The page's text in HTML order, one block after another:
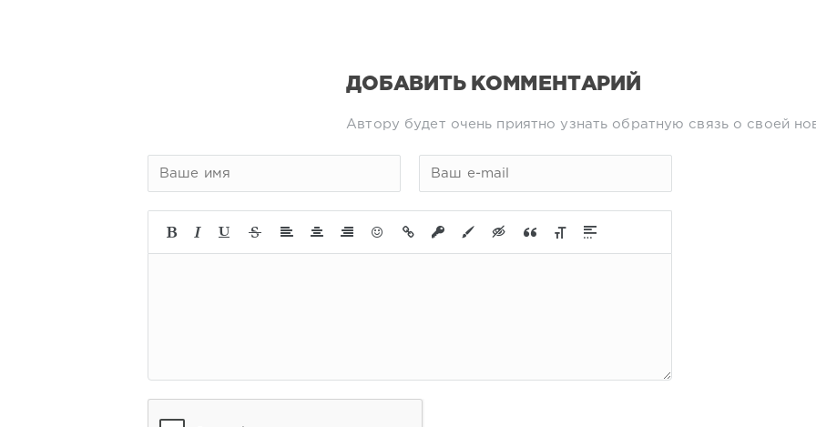
ДОБАВИТЬ КОММЕНТАРИЙ
Автору будет очень приятно узнать обратную связь о своей